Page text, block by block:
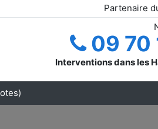
Partenaire
09 70
Interventions dans les